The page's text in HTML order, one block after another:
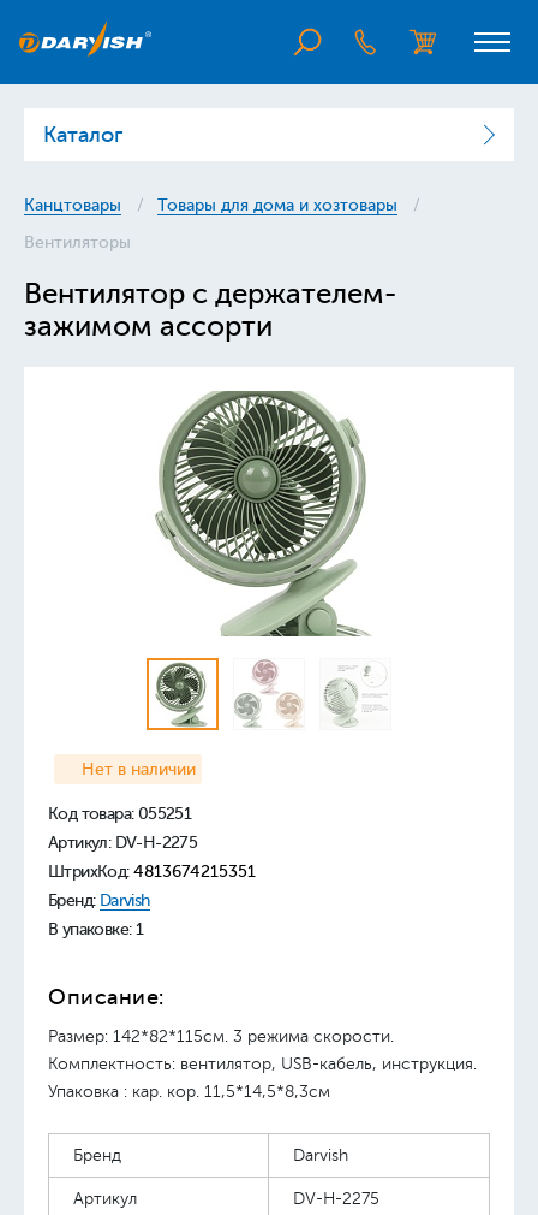
Каталог
Канцтовары Товары для дома и хозтовары
Вентиляторы
Вентилятор с держателем-
зажимом ассорти
Нет в наличии
Код товара: 055251
Артикул: DV-H-2275
ШтрихКод: 4813674215351
Бренд: Darvish
В упаковке: 1
Описание:
Размер: 142*82*115см. 3 режима скорости.
Комплектность: вентилятор, USB-кабель, инструкция.
Упаковка : кар. кор. 11,5*14,5*8,3см
Бренд Darvish
Артикул DV-H-2275